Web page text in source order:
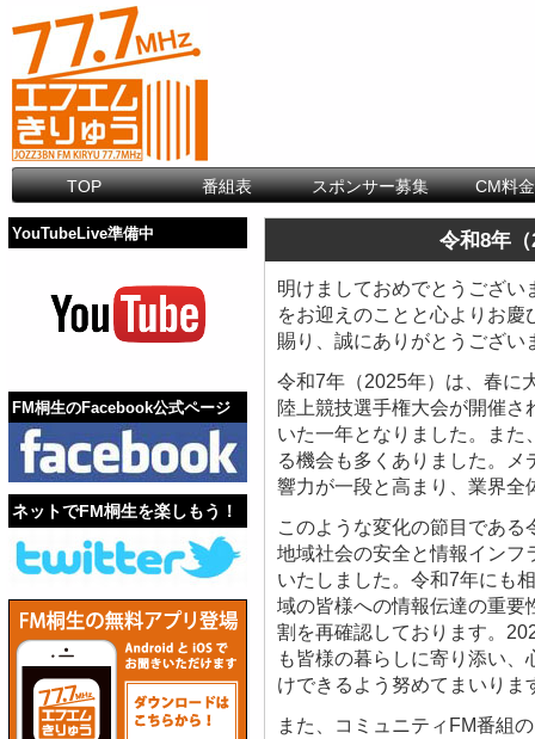
TOP 番組表 スポンサー募集 CM料
YouTubeLive準備中
FM桐生のFacebook公式ページ
ネットでFM桐生を楽しもう！
令和8年
明けましておめでとうござ
をお迎えのことと心よりお
賜り、誠にありがとうござい
令和7年（2025年）は、春に
陸上競技選手権大会が開催
いた一年となりました。ま
る機会も多くありました。
響力が一段と高まり、業界全
このような変化の節目であ
地域社会の安全と情報インフ
いたしました。令和7年にも
域の皆様への情報伝達の重要
割を再確認しております。
も皆様の暮らしに寄り添い
けできるよう努めてまいりま
また、コミュニティFM番組